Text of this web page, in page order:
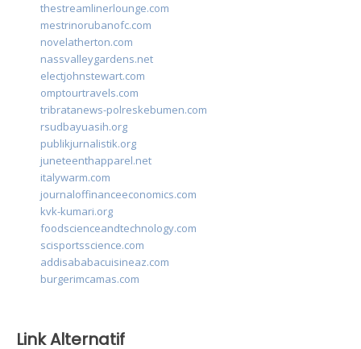
thestreamlinerlounge.com
mestrinorubanofc.com
novelatherton.com
nassvalleygardens.net
electjohnstewart.com
omptourtravels.com
tribratanews-polreskebumen.com
rsudbayuasih.org
publikjurnalistik.org
juneteenthapparel.net
italywarm.com
journaloffinanceeconomics.com
kvk-kumari.org
foodscienceandtechnology.com
scisportsscience.com
addisababacuisineaz.com
burgerimcamas.com
Link Alternatif